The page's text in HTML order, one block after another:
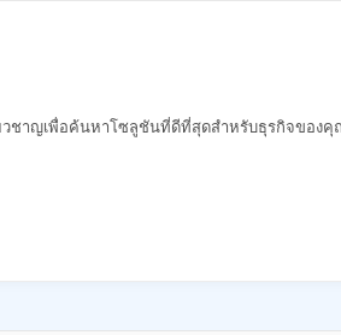
ชาญเพื่อค้นหาโซลูชันที่ดีที่สุดสำหรับธุรกิจของ